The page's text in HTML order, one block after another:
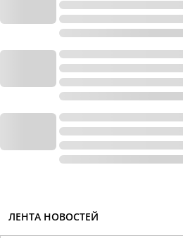
ЛЕНТА НОВОСТЕЙ